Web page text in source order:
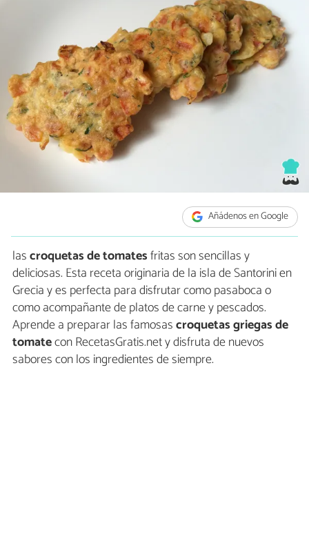
Añádenos en Google
lascroquetas de tomatesfritas son sencillas y
deliciosas. Esta receta originaria de la isla de Santorini en
Grecia y es perfecta para disfrutar como pasaboca o
como acompañante de platos de carne y pescados.
Aprende a preparar las famosascroquetas griegas de
tomatecon RecetasGratis.net y disfruta de nuevos
sabores con los ingredientes de siempre.